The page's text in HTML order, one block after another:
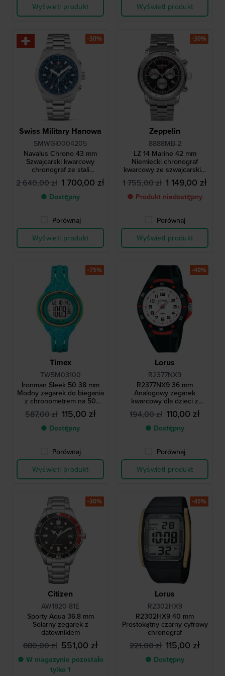
Wyświetl produkt Wyświetl produkt
Swiss Military Hanowa
SMWGI0004205
Navalus Chrono 43 mm
Szwajcarski kwarcowy
chronograf ze stali
chirurgicznej
2 640,00 zł 1 700,00 zł
● Dostępny
Porównaj
Wyświetl produkt
-30%
Zeppelin
8888MB-2
LZ 14 Marine 42 mm
Niemiecki chronograf
kwarcowy ze szwajcarskim
mechanizmem
1 755,00 zł 1 149,00 zł
● Produkt niedostępny
Porównaj
Wyświetl produkt
-30%
Timex
TW5M03100
Ironman Sleek 50 38 mm
Modny zegarek do biegania
z chronometrem na 50
okrążeń.
587,00 zł 115,00 zł
● Dostępny
Porównaj
Wyświetl produkt
-75%
Lorus
R2377NX9
R2377NX9 36 mm
Analogowy zegarek
kwarcowy dla dzieci z
podświetlaną tarczą
194,00 zł 110,00 zł
● Dostępny
Porównaj
Wyświetl produkt
-40%
Citizen
AW1820-81E
Sporty Aqua 36.8 mm
Solarny zegarek z
datownikiem
880,00 zł 551,00 zł
● W magazynie pozostało
tylko 1
-30%
Lorus
R2302HX9
R2302HX9 40 mm
Prostokątny czarny cyfrowy
chronograf
221,00 zł 115,00 zł
● Dostępny
-45%